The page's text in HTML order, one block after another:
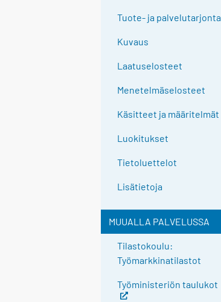
Tuote- ja palvelutarjonta
Kuvaus
Laatuselosteet
Menetelmäselosteet
Käsitteet ja määritelmät
Luokitukset
Tietoluettelot
Lisätietoja
MUUALLA PALVELUSSA
Tilastokoulu:
Työmarkkinatilastot
Työministeriön taulukot